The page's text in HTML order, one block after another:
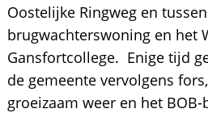
Oostelijke Ringweg en
brugwachterswoning en het
Gansfortcollege. Enige tijd
de gemeente vervolgens
groeizaam weer en het